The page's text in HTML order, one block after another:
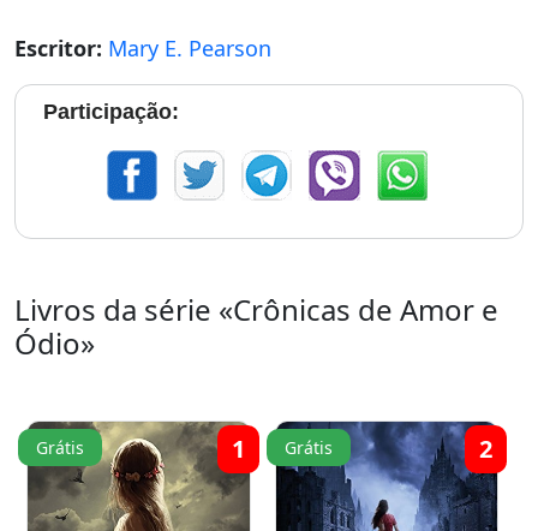
Escritor: Mary E. Pearson
Participação:
Livros da série «Crônicas de Amor e
Ódio»
Grátis 1 Grátis 2